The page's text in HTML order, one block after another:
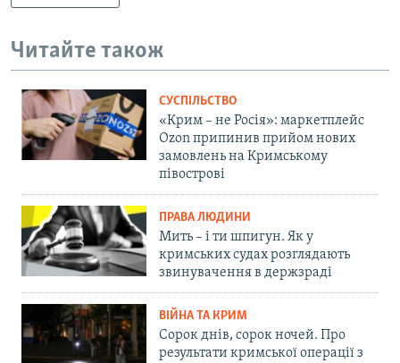
Читайте також
СУСПІЛЬСТВО
«Крим – не Росія»: маркетплейс
Ozon припинив прийом нових
замовлень на Кримському
півострові
ПРАВА ЛЮДИНИ
Мить – і ти шпигун. Як у
кримських судах розглядають
звинувачення в держзраді
ВІЙНА ТА КРИМ
Сорок днів, сорок ночей. Про
результати кримської операції з